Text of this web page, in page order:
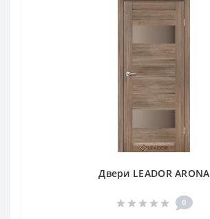
Двери LEADOR ARONA
0